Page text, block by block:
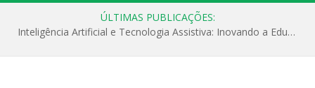
ÚLTIMAS PUBLICAÇÕES:
Inteligência Artificial e Tecnologia Assistiva: Inovando a Educação Especial e Inclusiva